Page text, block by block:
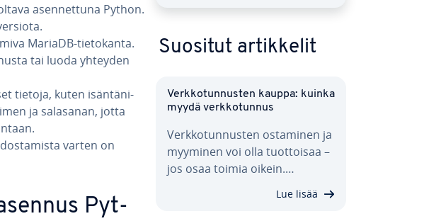
asen­net­tu­na Python.
MariaDB-tie­to­kan­ta.
tai luoda yhteyden
tietoja, kuten isän­tä­ni­
ja salasanan, jotta
varten on
Pyt­
Suositut ar­tik­ke­lit
Verk­ko­tun­nus­ten kauppa: kuinka
myydä verk­ko­tun­nus
Verk­ko­tun­nus­ten ostaminen ja
myyminen voi olla tuot­toi­saa –
jos osaa toimia oikein.…
Lue lisää